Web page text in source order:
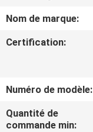
VIDÉOS
À
DE
NOUS
Nom de marque:
Certification:
Numéro de modèle:
Quantité de
commande min: